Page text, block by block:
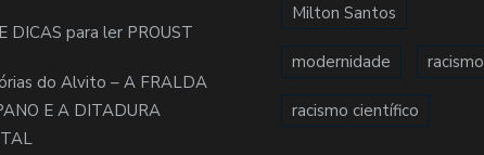
DICAS para ler PROUST
do Alvito – A FRALDA
E A DITADURA
Milton Santos
modernidade racismo
racismo científico